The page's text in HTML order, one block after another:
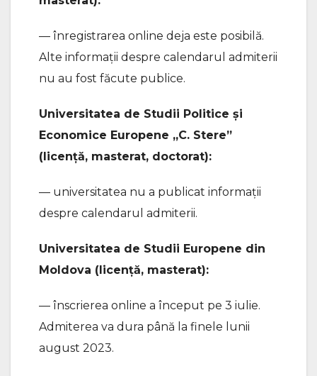
— înregistrarea online deja este posibilă.
Alte informații despre calendarul admiterii
nu au fost făcute publice.
Universitatea de Studii Politice și
Economice Europene „C. Stere”
(licență, masterat, doctorat):
— universitatea nu a publicat informații
despre calendarul admiterii.
Universitatea de Studii Europene din
Moldova (licență, masterat):
— înscrierea online a început pe 3 iulie.
Admiterea va dura până la finele lunii
august 2023.